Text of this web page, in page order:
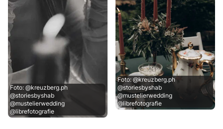
Foto: @kreuzberg.ph
@storiesbyshab
@mustelierwedding
@librefotografie
Foto: @kreuzberg.ph
@storiesbyshab
@mustelierwedding
@librefotografie